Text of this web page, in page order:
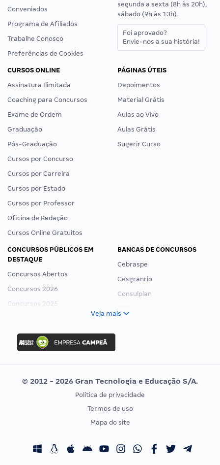
Conveniados
Programa de Afiliados
Trabalhe Conosco
Preferências de Cookies
segunda a sexta (8h às 20h),
sábado (9h às 13h).
Foi aprovado?
Envie-nos a sua história!
CURSOS ONLINE
Assinatura Ilimitada
Coaching para Concursos
Exame de Ordem
Graduação
Pós-Graduação
Cursos por Concurso
Cursos por Carreira
Cursos por Estado
Cursos por Professor
Oficina de Redação
Cursos Online Gratuitos
PÁGINAS ÚTEIS
Depoimentos
Material Grátis
Aulas ao Vivo
Aulas Grátis
Sugerir Curso
CONCURSOS PÚBLICOS EM
DESTAQUE
Concursos Abertos
Concursos 2026
Concursos 2025
Concurso Ibama
Concurso MPU
Editais publicados
BANCAS DE CONCURSOS
Cebraspe
Cesgranrio
Consulplan
Vunesp
CONCURSOS POR PROFISSÃO
Concursos Fiscais
EXAME DE ORDEM
Calendário OAB
Veja mais
© 2012 - 2026 Gran Tecnologia e Educação S/A.
Política de privacidade
Termos de uso
Mapa do site